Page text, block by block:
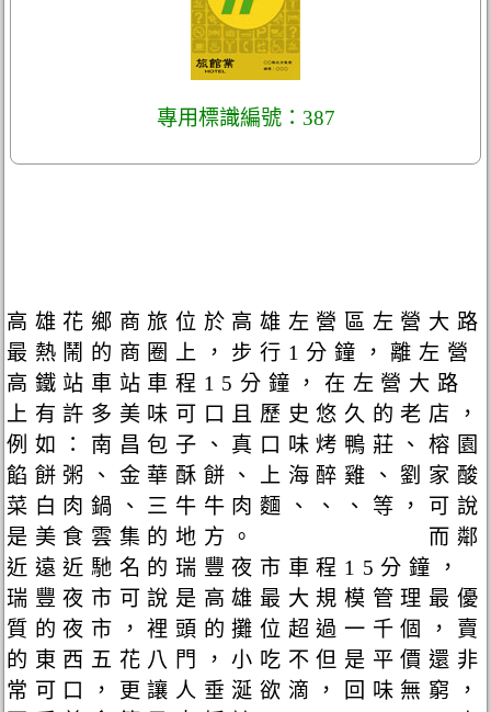
專用標識編號：387
高雄花鄉商旅位於高雄左營區左營大路
最熱鬧的商圈上，步行1分鐘，離左營
高鐵站車站車程15分鐘，在左營大路
上有許多美味可口且歷史悠久的老店，
例如：南昌包子、真口味烤鴨莊、榕園
餡餅粥、金華酥餅、上海醉雞、劉家酸
菜白肉鍋、三牛牛肉麵、、、等，可說
是美食雲集的地方。 而鄰
近遠近馳名的瑞豐夜市車程15分鐘，
瑞豐夜市可說是高雄最大規模管理最優
質的夜市，裡頭的攤位超過一千個，賣
的東西五花八門，小吃不但是平價還非
常可口，更讓人垂涎欲滴，回味無窮，